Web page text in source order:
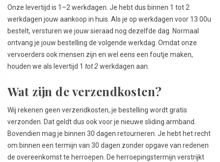
Onze levertijd is 1–2 werkdagen. Je hebt dus binnen 1 tot 2
werkdagen jouw aankoop in huis. Als je op werkdagen voor 13.00u
bestelt, versturen we jouw sieraad nog dezelfde dag. Normaal
ontvang je jouw bestelling de volgende werkdag. Omdat onze
vervoerders ook mensen zijn en wel eens een foutje maken,
houden we als levertijd 1 tot 2werkdagen aan.
Wat zijn de verzendkosten?
Wij rekenen geen verzendkosten, je bestelling wordt gratis
verzonden. Dat geldt dus ook voor je nieuwe sliding armband.
Bovendien mag je binnen 30 dagen retourneren. Je hebt het recht
om binnen een termijn van 30 dagen zonder opgave van redenen
de overeenkomst te herroepen. De herroepingstermijn verstrijkt